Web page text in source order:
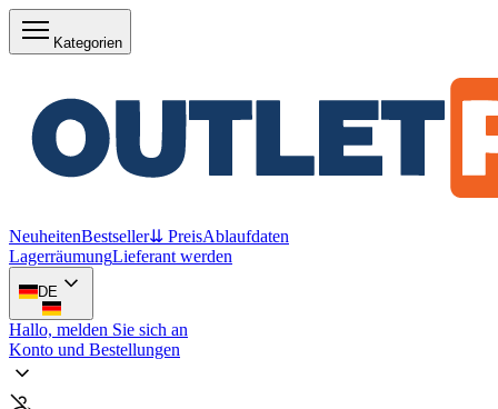
Kategorien
NeuheitenBestseller⇊ PreisAblaufdaten
LagerräumungLieferant werden
DE
Hallo, melden Sie sich an
Konto und Bestellungen